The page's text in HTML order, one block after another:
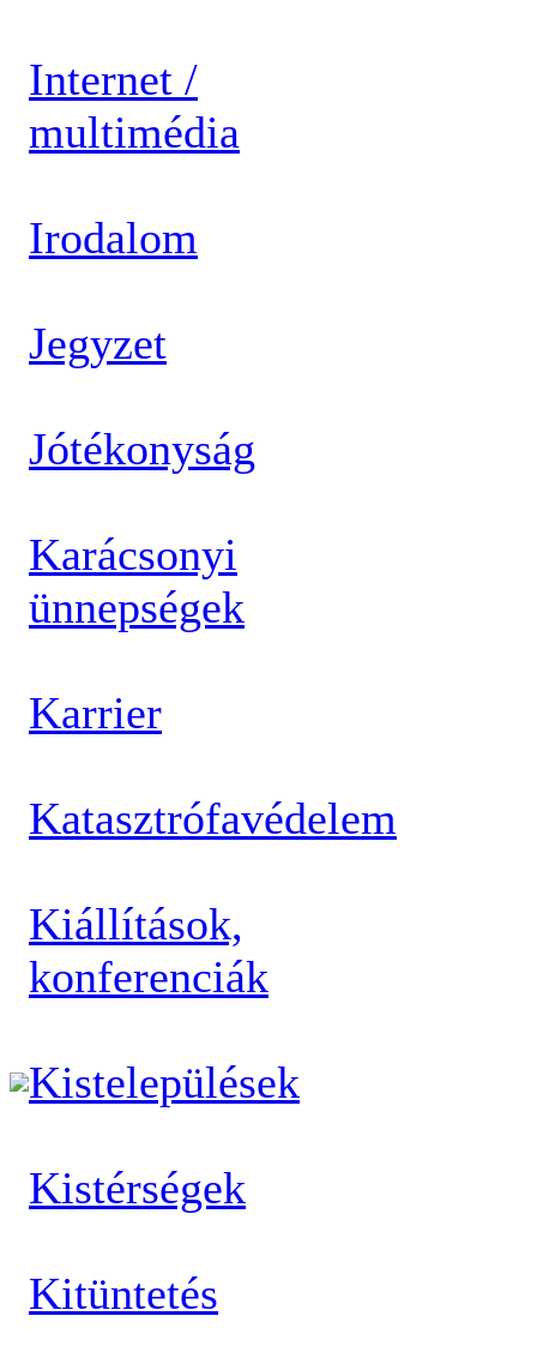
Internet /
multimédia
Irodalom
Jegyzet
Jótékonyság
Karácsonyi
ünnepségek
Karrier
Katasztrófavédelem
Kiállítások,
konferenciák
Kistelepülések
Kistérségek
Kitüntetés